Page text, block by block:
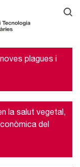
plagues i
la salut vegetal,
del